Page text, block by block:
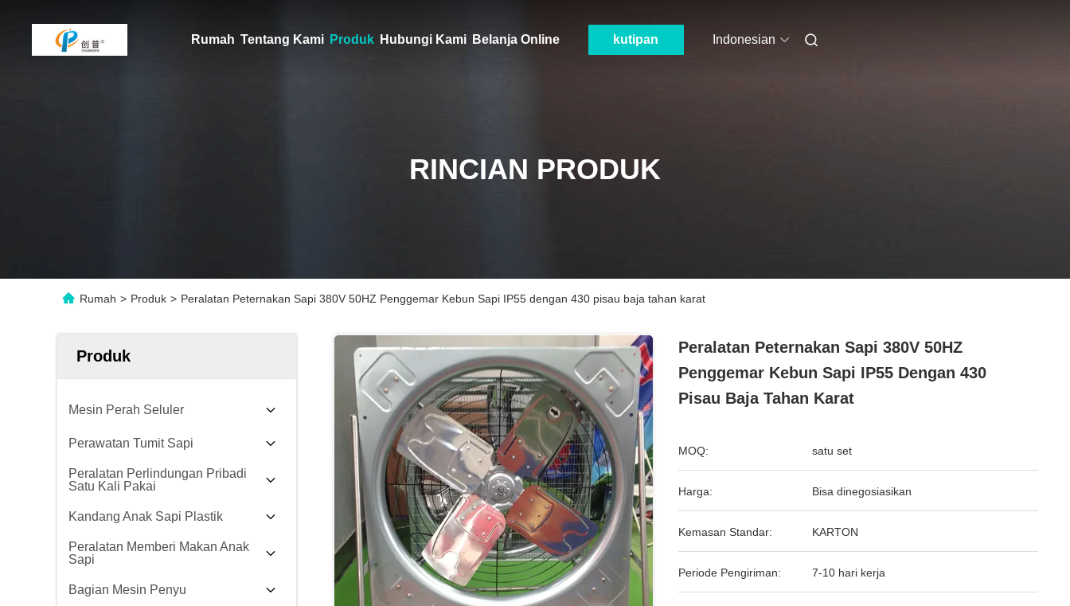
Rumah Tentang Kami Produk Hubungi Kami Belanja Online kutipan Indonesian
RINCIAN PRODUK
Rumah > Produk > Peralatan Peternakan Sapi 380V 50HZ Penggemar Kebun Sapi IP55 dengan 430 pisau baja tahan karat
Produk
Mesin Perah Seluler
Perawatan Tumit Sapi
Peralatan Perlindungan Pribadi
Satu Kali Pakai
Kandang Anak Sapi Plastik
Peralatan Memberi Makan Anak
Sapi
Bagian Mesin Penyu
Peralatan Peternakan Sapi 380V 50HZ
Penggemar Kebun Sapi IP55 Dengan 430
Pisau Baja Tahan Karat
MOQ: satu set
Harga: Bisa dinegosiasikan
Kemasan Standar: KARTON
Periode Pengiriman: 7-10 hari kerja